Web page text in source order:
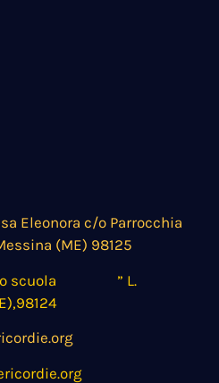
Eleonora c/o Parrocchia
(ME) 98125
c/o scuola ” L.